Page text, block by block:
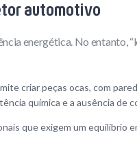
automotivo
energética. No entanto,
criar peças ocas, com
química e a ausência de
que exigem um equilíbrio